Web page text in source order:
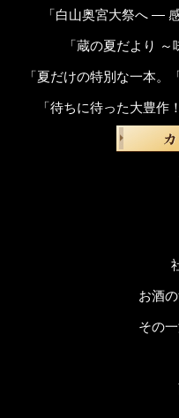
「白山奥宮大祭へ ―
「蔵の夏だより
「夏だけの特別な一本。
「待ちに待った大豊作
お酒
その